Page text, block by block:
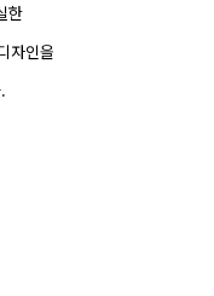
한
자인을